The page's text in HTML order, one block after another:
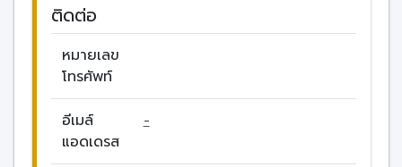
ติดต่อ
หมายเลข
โทรศัพท์
อีเมล์
แอดเดรส
-